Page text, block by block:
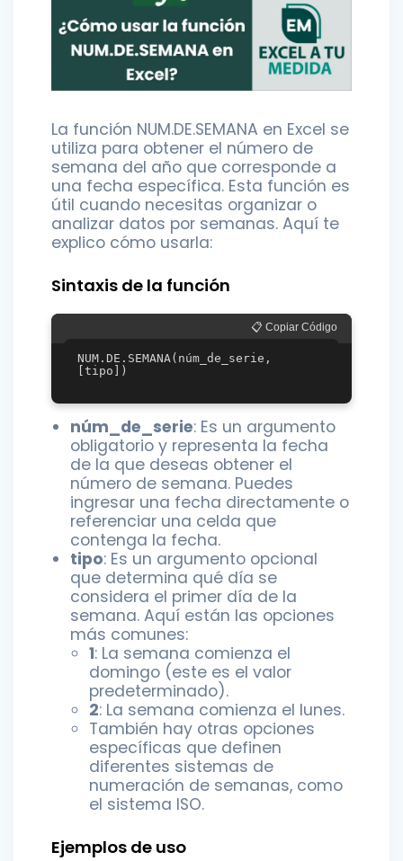
La función NUM.DE.SEMANA en Excel se
utiliza para obtener el número de
semana del año que corresponde a
una fecha específica. Esta función es
útil cuando necesitas organizar o
analizar datos por semanas. Aquí te
explico cómo usarla:
Sintaxis de la función
📋 Copiar Código
NUM.DE.SEMANA(núm_de_serie,
núm_de_serie: Es un argumento
obligatorio y representa la fecha
de la que deseas obtener el
número de semana. Puedes
ingresar una fecha directamente o
referenciar una celda que
contenga la fecha.
tipo: Es un argumento opcional
que determina qué día se
considera el primer día de la
semana. Aquí están las opciones
más comunes:
1: La semana comienza el
domingo (este es el valor
predeterminado).
2: La semana comienza el lunes.
También hay otras opciones
específicas que definen
diferentes sistemas de
numeración de semanas, como
el sistema ISO.
Ejemplos de uso